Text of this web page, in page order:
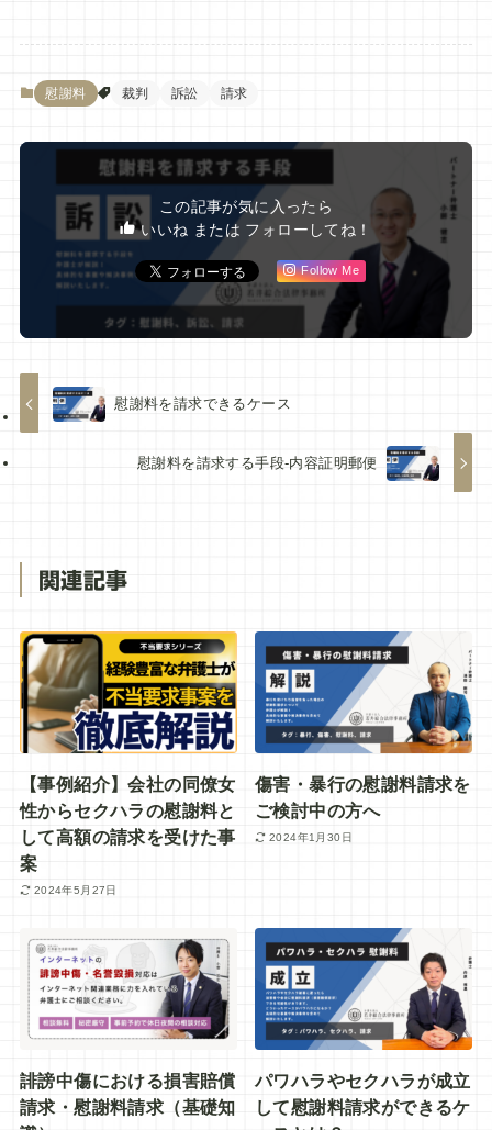
慰謝料 裁判 訴訟 請求
この記事が気に入ったら
いいね または フォローしてね！
Follow Me
慰謝料を請求できるケース
慰謝料を請求する手段-内容証明郵便
関連記事
【事例紹介】会社の同僚女
性からセクハラの慰謝料と
して高額の請求を受けた事
案
2024年5月27日
傷害・暴行の慰謝料請求を
ご検討中の方へ
2024年1月30日
誹謗中傷における損害賠償
請求・慰謝料請求（基礎知
パワハラやセクハラが成立
して慰謝料請求ができるケ